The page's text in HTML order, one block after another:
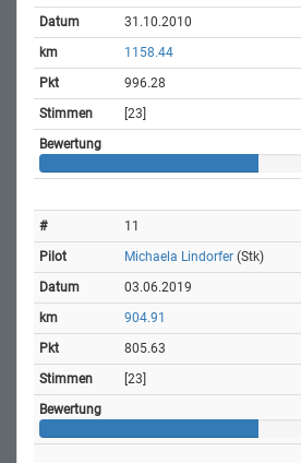
31.10.2010
1158.44
996.28
[23]
11
Michaela Lindorfer (Stk)
03.06.2019
904.91
805.63
[23]